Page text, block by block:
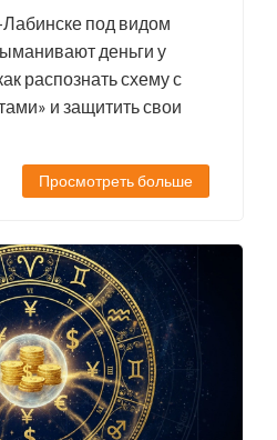
под видом
деньги у
распознать схему с
и защитить свои
Просмотреть больше